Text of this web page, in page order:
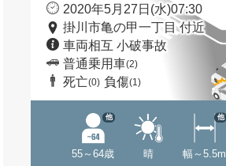
2020年5月27日(水)07:30
掛川市亀の甲一丁目 付近
車両相互 小破事故
普通乗用車(2)
死亡(0) 負傷(1)
55～64歳
他
晴 幅～5.5m
他